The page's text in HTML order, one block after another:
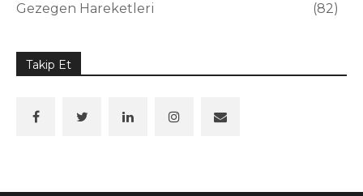
Gezegen Hareketleri 82
Takip Et